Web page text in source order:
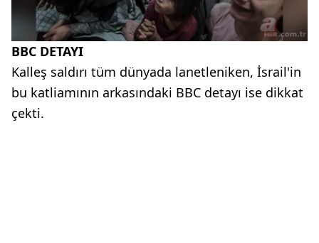
BBC DETAYI
Kalleş saldırı tüm dünyada lanetleniken, İsrail'in
bu katliamının arkasındaki BBC detayı ise dikkat
çekti.